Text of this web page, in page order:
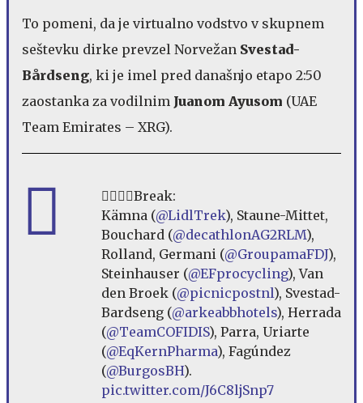
To pomeni, da je virtualno vodstvo v skupnem
seštevku dirke prevzel Norvežan Svestad-
Bårdseng, ki je imel pred današnjo etapo 2:50
zaostanka za vodilnim Juanom Ayusom (UAE
Team Emirates – XRG).
🚴‍♂️🚴‍♂️Break:
Kämna (@LidlTrek), Staune-Mittet,
Bouchard (@decathlonAG2RLM),
Rolland, Germani (@GroupamaFDJ),
Steinhauser (@EFprocycling), Van
den Broek (@picnicpostnl), Svestad-
Bardseng (@arkeabbhotels), Herrada
(@TeamCOFIDIS), Parra, Uriarte
(@EqKernPharma), Fagúndez
(@BurgosBH).
pic.twitter.com/J6C8ljSnp7